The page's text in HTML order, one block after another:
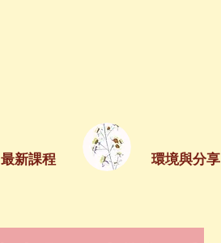
最新課程 環境與分享